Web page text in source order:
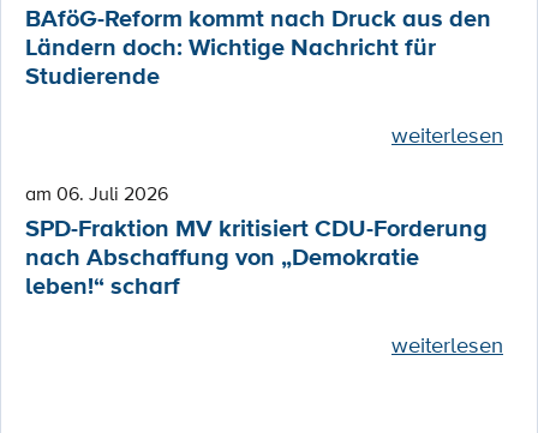
BAföG-Reform kommt nach Druck aus den
Ländern doch: Wichtige Nachricht für
Studierende
weiterlesen
am 06. Juli 2026
SPD-Fraktion MV kritisiert CDU-Forderung
nach Abschaffung von „Demokratie
leben!“ scharf
weiterlesen